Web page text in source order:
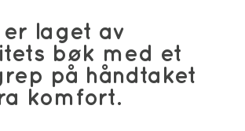
er laget av
bøk med et
på håndtaket
komfort.